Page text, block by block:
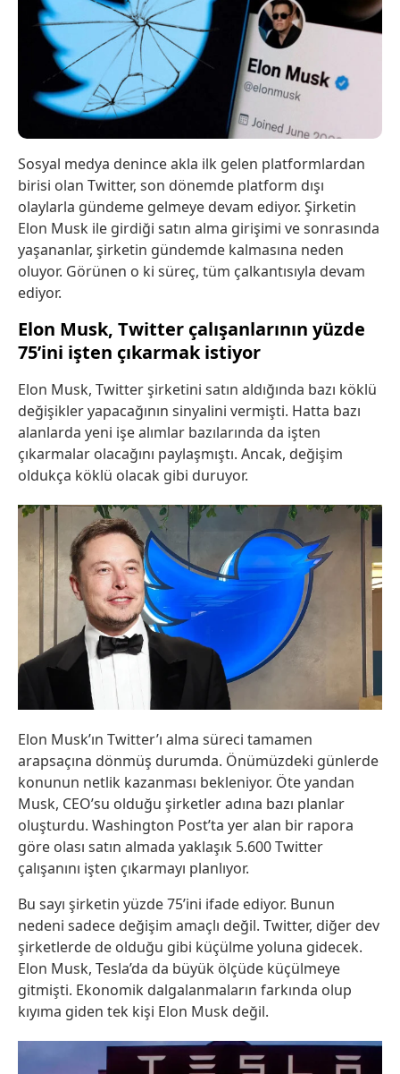
Sosyal medya denince akla ilk gelen platformlardan
birisi olan Twitter, son dönemde platform dışı
olaylarla gündeme gelmeye devam ediyor. Şirketin
Elon Musk ile girdiği satın alma girişimi ve sonrasında
yaşananlar, şirketin gündemde kalmasına neden
oluyor. Görünen o ki süreç, tüm çalkantısıyla devam
ediyor.
Elon Musk, Twitter çalışanlarının yüzde
75’ini işten çıkarmak istiyor
Elon Musk, Twitter şirketini satın aldığında bazı köklü
değişikler yapacağının sinyalini vermişti. Hatta bazı
alanlarda yeni işe alımlar bazılarında da işten
çıkarmalar olacağını paylaşmıştı. Ancak, değişim
oldukça köklü olacak gibi duruyor.
Elon Musk’ın Twitter’ı alma süreci tamamen
arapsaçına dönmüş durumda. Önümüzdeki günlerde
konunun netlik kazanması bekleniyor. Öte yandan
Musk, CEO’su olduğu şirketler adına bazı planlar
oluşturdu. Washington Post’ta yer alan bir rapora
göre olası satın almada yaklaşık 5.600 Twitter
çalışanını işten çıkarmayı planlıyor.
Bu sayı şirketin yüzde 75’ini ifade ediyor. Bunun
nedeni sadece değişim amaçlı değil. Twitter, diğer dev
şirketlerde de olduğu gibi küçülme yoluna gidecek.
Elon Musk, Tesla’da da büyük ölçüde küçülmeye
gitmişti. Ekonomik dalgalanmaların farkında olup
kıyıma giden tek kişi Elon Musk değil.